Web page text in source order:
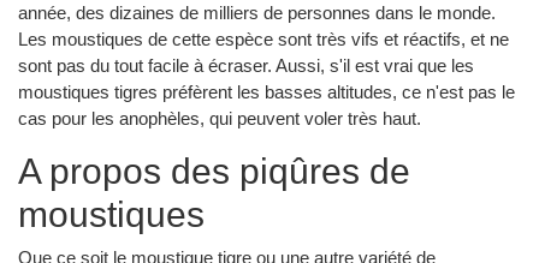
année, des dizaines de milliers de personnes dans le monde.
Les moustiques de cette espèce sont très vifs et réactifs, et ne
sont pas du tout facile à écraser. Aussi, s'il est vrai que les
moustiques tigres préfèrent les basses altitudes, ce n'est pas le
cas pour les anophèles, qui peuvent voler très haut.
A propos des piqûres de
moustiques
Que ce soit le moustique tigre ou une autre variété de